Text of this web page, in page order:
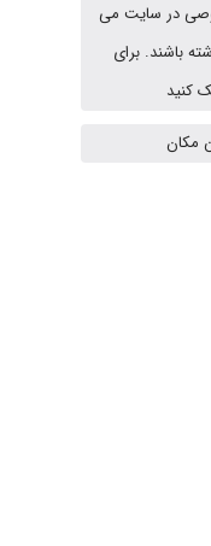
در سایت می
باشند. برای
کنید
مکان